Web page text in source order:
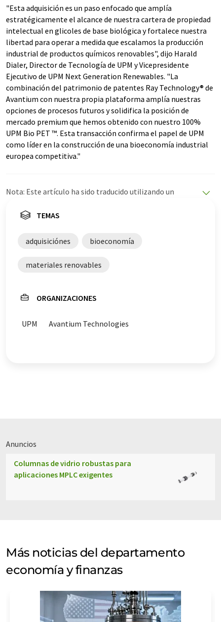
"Esta adquisición es un paso enfocado que amplía
estratégicamente el alcance de nuestra cartera de propiedad
intelectual en glicoles de base biológica y fortalece nuestra
libertad para operar a medida que escalamos la producción
industrial de productos químicos renovables", dijo Harald
Dialer, Director de Tecnología de UPM y Vicepresidente
Ejecutivo de UPM Next Generation Renewables. "La
combinación del patrimonio de patentes Ray Technology® de
Avantium con nuestra propia plataforma amplía nuestras
opciones de procesos futuros y solidifica la posición de
mercado premium que hemos obtenido con nuestro 100%
UPM Bio PET ™. Esta transacción confirma el papel de UPM
como líder en la construcción de una bioeconomía industrial
europea competitiva."
Nota: Este artículo ha sido traducido utilizando un
ofrece estas traducciones automáticas para presentar
este artículo ha sido traducido con traducción
automática, es posible que contenga errores de
vocabulario, sintaxis o gramática. El artículo original en
TEMAS
adquisiciónes bioeconomía
materiales renovables
ORGANIZACIONES
UPM Avantium Technologies
Anuncios
Columnas de vidrio robustas para
aplicaciones MPLC exigentes
Más noticias del departamento
economía y finanzas